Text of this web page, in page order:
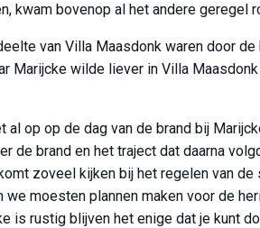
kwam bovenop al het andere geregel
van Villa Maasdonk waren door
Marijcke wilde liever in Villa
op op de dag van de brand bij
de brand en het traject dat daarna
komt zoveel kijken bij het regelen van
moesten plannen maken voor de
is rustig blijven het enige dat je kunt